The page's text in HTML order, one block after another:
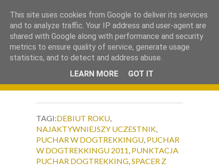
Okiem Obiektywu.
TAGI:DEBIUT ROKU,
NAJAKTYWNIEJSZY UCZESTNIK,
PUCHAR W DOGTREKKINGU, PUCHAR
W DOGTREKKINGU 2011, PUNKTACJA
PUCHAR DOGTREKKING,SPACER Z
This site uses cookies from Google to deliver its services
and to analyze traffic. Your IP address and user-agent are
shared with Google along with performance and security
metrics to ensure quality of service, generate usage
statistics, and to detect and address abuse.
LEARN MORE
GOT IT